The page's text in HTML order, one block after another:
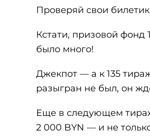
Проверяй свои
Кстати, призовой фонд
было много!
Джекпот — а к 135
разыгран не был, он
Еще в следующем
2 000 BYN — и не